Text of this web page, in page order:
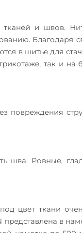
тканей и швов.
Благодаря
в шитье для
так и на
повреждения
шва. Ровные,
цвет ткани
представлена в